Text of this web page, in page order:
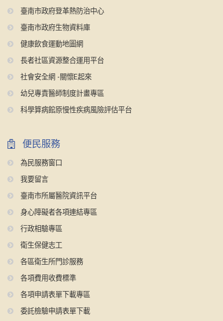
臺南市政府登革熱防治中心
臺南市政府生物資料庫
健康飲食運動地圖網
長者社區資源整合運用平台
社會安全網 -關懷E起來
幼兒專責醫師制度計畫專區
科學算病館原慢性疾病風險評估平台
便民服務
為民服務窗口
我要留言
臺南市所屬醫院資訊平台
身心障礙者各項連結專區
行政相驗專區
衛生保健志工
各區衛生所門診服務
各項費用收費標準
各項申請表單下載專區
委託檢驗申請表單下載